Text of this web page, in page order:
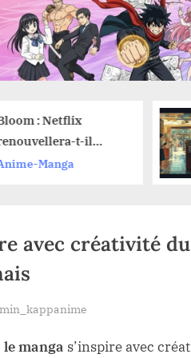
Koharu :
traduit
sans effort
Anime-
avec créativité
le manga s’inspire avec